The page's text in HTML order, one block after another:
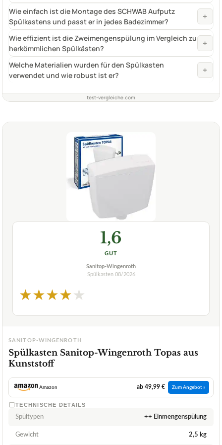
Wie einfach ist die Montage des SCHWAB Aufputz
Spülkastens und passt er in jedes Badezimmer?
+
Wie effizient ist die Zweimengenspülung im Vergleich zu
herkömmlichen Spülkästen?
+
Welche Materialien wurden für den Spülkasten
verwendet und wie robust ist er?
+
test-vergleiche.com
1,6
GUT
Sanitop-Wingenroth
Spülkasten 08/2026
★★★★★
SANITOP-WINGENROTH
Spülkasten Sanitop-Wingenroth Topas aus
Kunststoff
Amazon ab 49,99 € Zum Angebot »
TECHNISCHE DETAILS
Spültypen ++ Einmengenspülung
Gewicht 2,5 kg